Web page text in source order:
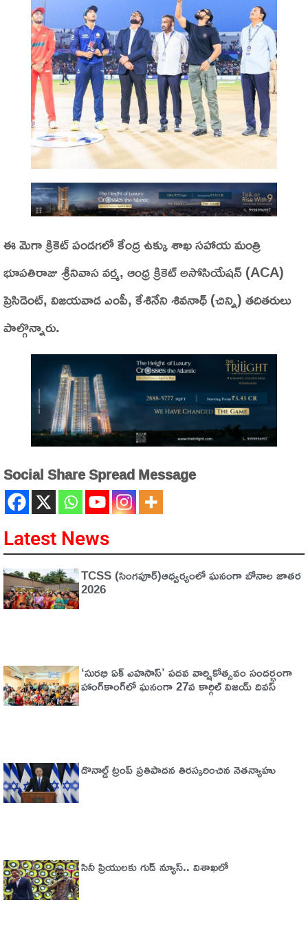
ఈ మెగా క్రికెట్ పండగలో కేంద్ర ఉక్కు శాఖ సహాయ మంత్రి
భూపతిరాజు శ్రీనివాస వర్మ, ఆంధ్ర క్రికెట్ అసోసియేషన్ (ACA)
ప్రెసిడెంట్, విజయవాడ ఎంపీ, కేశినేని శివనాథ్ (చిన్ని) తదితరులు
పాల్గొన్నారు.
Social Share Spread Message
Latest News
TCSS (సింగపూర్)ఆధ్వర్యంలో ఘనంగా బోనాల జాతర
2026
‘సురభి ఏక్ ఎహసాస్’ పదవ వార్షికోత్సవం సందర్భంగా
హాంగ్‌కాంగ్‌లో ఘనంగా 27వ కార్గిల్ విజయ్ దివస్
డొనాల్డ్ ట్రంప్ ప్రతిపాదన తిరస్కరించిన నెతన్యాహు
సినీ ప్రియులకు గుడ్ న్యూస్.. విశాఖలో